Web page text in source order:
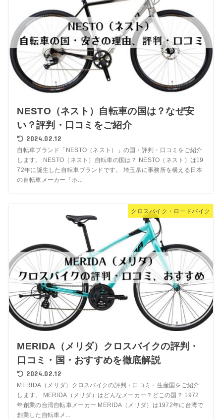
NESTO（ネスト）自転車の国は？なぜ安
い？評判・口コミをご紹介
2024.02.12
自転車ブランド「NESTO（ネスト）」の国・評判・口コミをご紹介
します。 NESTO（ネスト）自転車の国は？ NESTO（ネスト）は19
72年に誕生した自転車ブランドです。 埼玉県に事務所を構える日本
の自転車メーカー「ホ...
クロスバイク・ロードバイク
MERIDA（メリダ）クロスバイクの評判・
口コミ・国・おすすめを徹底解説
2024.02.12
MERIDA（メリダ）クロスバイクの評判・口コミ・生産国をご紹介
します。 MERIDA（メリダ）はどんなメーカー？どこの国？ 1972
年創業の台湾自転車メーカー MERIDA（メリダ）は1972年に台湾で
創業した自転車メ...